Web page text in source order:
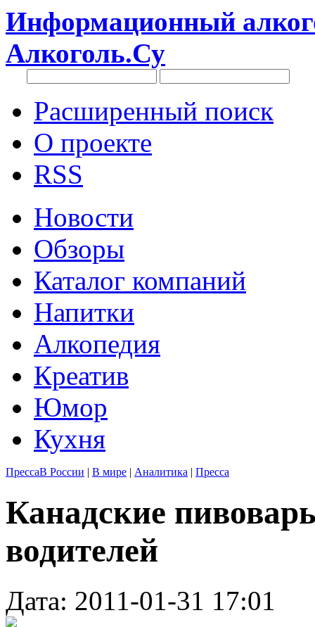
Информационный
Алкоголь.Су
Расширенный поиск
О проекте
RSS
Новости
Обзоры
Каталог компаний
Напитки
Алкопедия
Креатив
Юмор
Кухня
ПрессаВ России | В мире | Аналитика | Пресса
Канадские
водителей
Дата: 2011-01-31 17:01